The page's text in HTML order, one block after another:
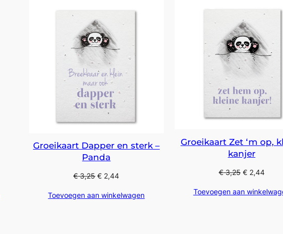
Groeikaart Dapper en sterk –
Panda
€3,25 € 2,44
Toevoegen aan winkelwagen
Groeikaart Zet ‘m op,
kanjer
€3,25 €2,44
Toevoegen aan